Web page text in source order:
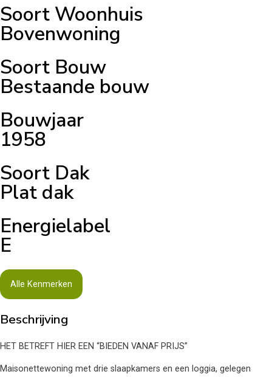
Soort Woonhuis
Bovenwoning
Soort Bouw
Bestaande bouw
Bouwjaar
1958
Soort Dak
Plat dak
Energielabel
E
Alle Kenmerken
Beschrijving
HET BETREFT HIER EEN “BIEDEN VANAF PRIJS”
Maisonettewoning met drie slaapkamers en een loggia, gelegen